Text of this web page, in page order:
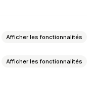
Afficher les fonctionnalités
Afficher les fonctionnalités